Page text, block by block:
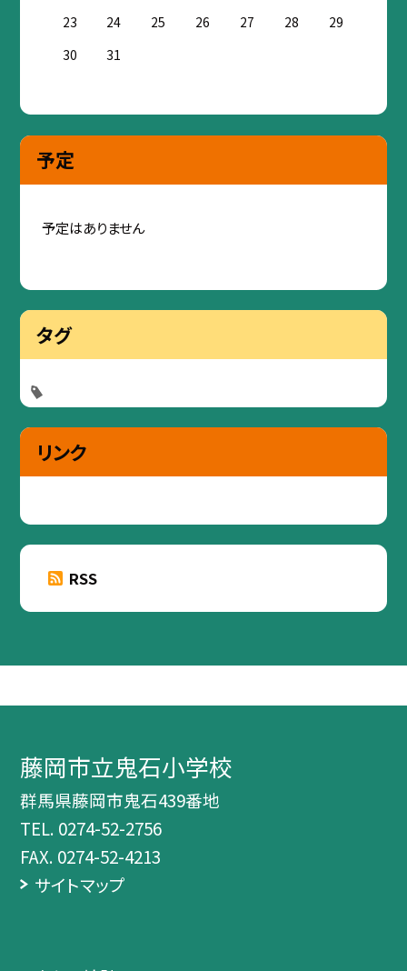
23
24 25 26 27 28
29
30
31
予定
予定はありません
タグ
リンク
RSS
藤岡市立鬼石小学校
群馬県藤岡市鬼石439番地
TEL. 0274-52-2756
FAX. 0274-52-4213
サイトマップ